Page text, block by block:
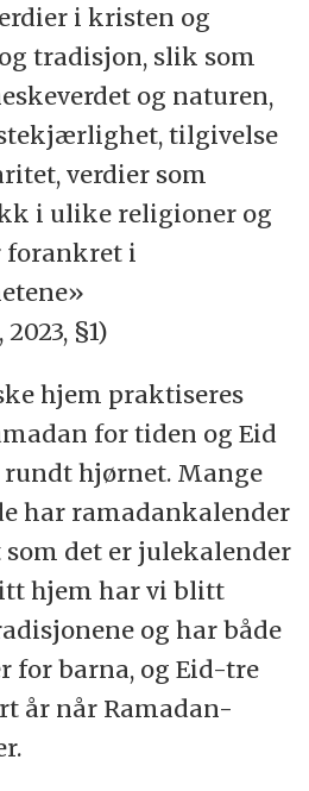
i kristen og
tradisjon, slik som
og naturen,
tilgivelse
verdier som
i ulike religioner og
forankret i
§1)
hjem praktiseres
for tiden og Eid
hjørnet. Mange
har ramadankalender
det er julekalender
hjem har vi blitt
og har både
for barna, og Eid-tre
år når Ramadan-